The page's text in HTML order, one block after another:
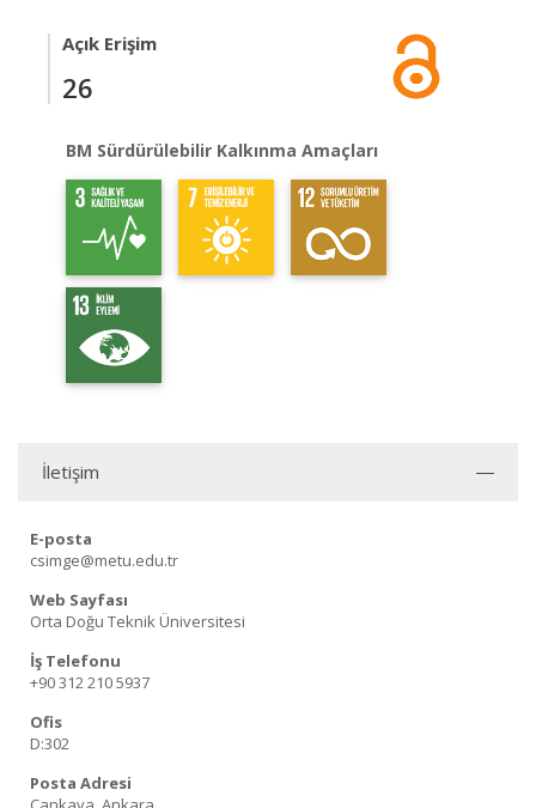
Açık Erişim
26
BM Sürdürülebilir Kalkınma Amaçları
İletişim
E-posta
csimge@metu.edu.tr
Web Sayfası
Orta Doğu Teknik Üniversitesi
İş Telefonu
+90 312 210 5937
Ofis
D:302
Posta Adresi